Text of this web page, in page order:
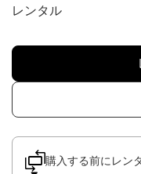
レンタル
購入する前にレン